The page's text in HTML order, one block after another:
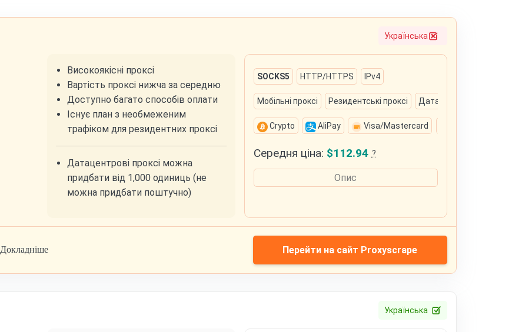
Українська
Високоякісні проксі
Вартість проксі нижча за середню
Доступно багато способів оплати
Існує план з необмеженим
трафіком для резидентних проксі
Датацентрові проксі можна
придбати від 1,000 одиниць (не
можна придбати поштучно)
SOCKS5 HTTP/HTTPS IPv4
Мобільні проксі Резидентські проксі Датацентрові проксі
Crypto AliPay Visa/Mastercard
Середня ціна: $112.94 ?
Опис
Докладніше Перейти на сайт Proxyscrape
Українська